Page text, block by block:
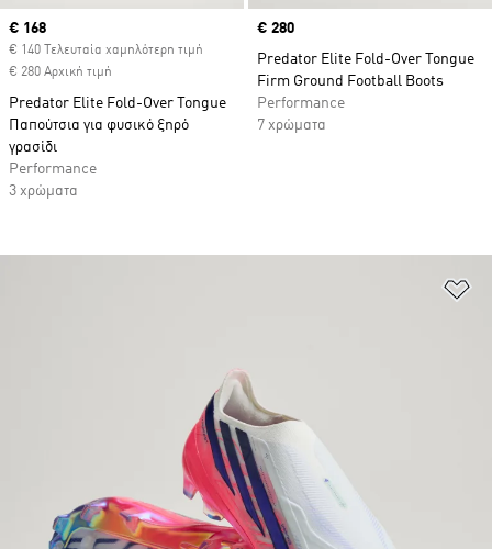
Current price
€ 168
€ 140 Τελευταία χαμηλότερη τιμή
€ 280 Αρχική τιμή
Predator Elite Fold-Over Tongue
Παπούτσια για φυσικό ξηρό
γρασίδι
Performance
3 χρώματα
Price
€ 280
Predator Elite Fold-Over Tongue
Firm Ground Football Boots
Performance
7 χρώματα